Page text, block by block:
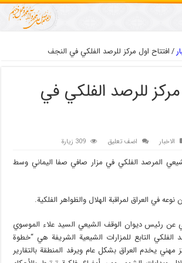
/افتتاح اول مركز للرصد الفلكي في النجف
للرصد الفلكي في
الاخبار اضف تعليق 309 زيارة
المرصد الفلكي في مزار صافي صفا اليماني وسط
في العراق لمراقبة الهلال والظواهر الفلكية.
عن رئيس ديوان الوقف الشيعي السيد علاء الموسوي
الفلكي التابع للمزارات الشيعية الشريفة هي “خطوة
مهني يخدم العراق بشكل عام ويرفد المنطقة بالتقارير